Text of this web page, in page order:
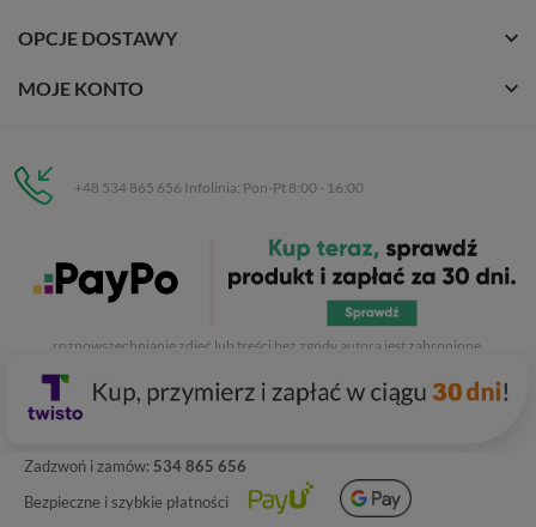
Zadzwoń i zamów: 534 865 656
Bezpieczne i szybkie płatności
OPCJE DOSTAWY
MOJE KONTO
+48 534 865 656 Infolinia: Pon-Pt 8:00 - 16:00
C.H. Respan, Rejtana 53a/250
35-326 Rzeszów
. Kopiowanie, przetwarzanie,
rozpowszechnianie zdjęć lub treści bez zgody autora jest zabronione.